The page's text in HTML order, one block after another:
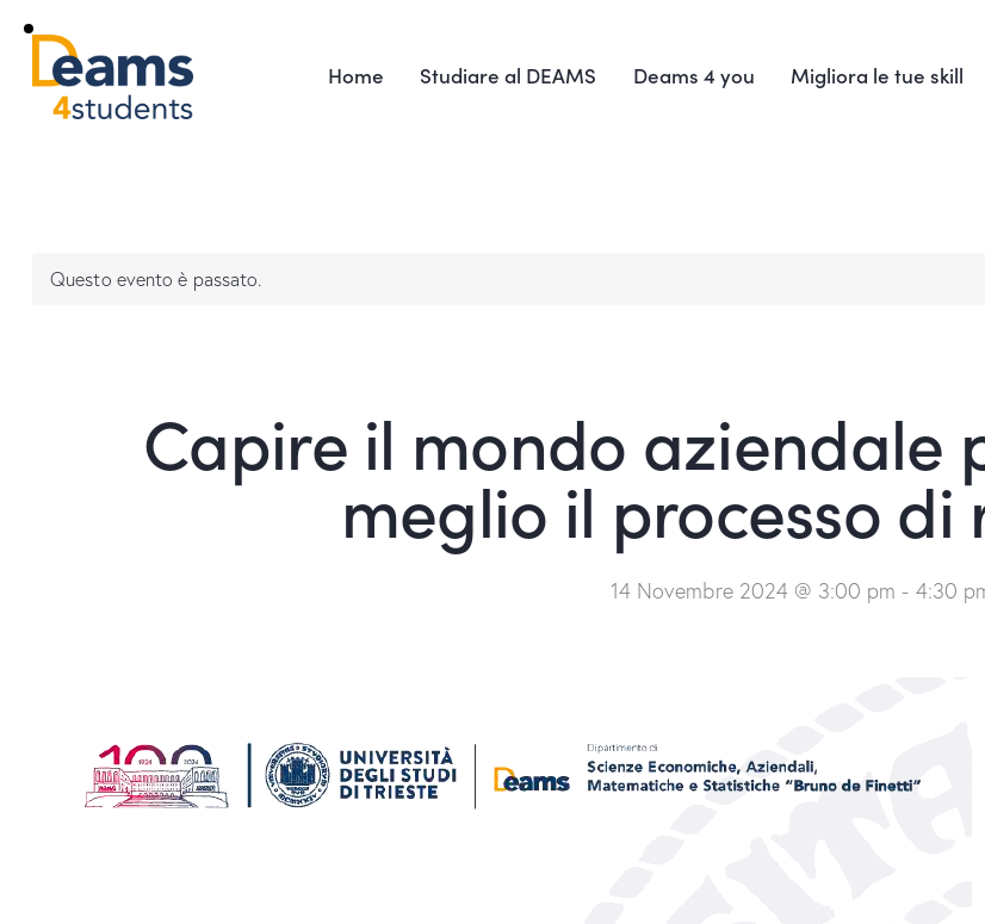
Home Studiare al DEAMS Deams 4 you Migliora le tue skill
Questo evento è passato.
Capire il mondo aziendale
meglio il processo
14 Novembre 2024 @ 3:00 pm - 4:30